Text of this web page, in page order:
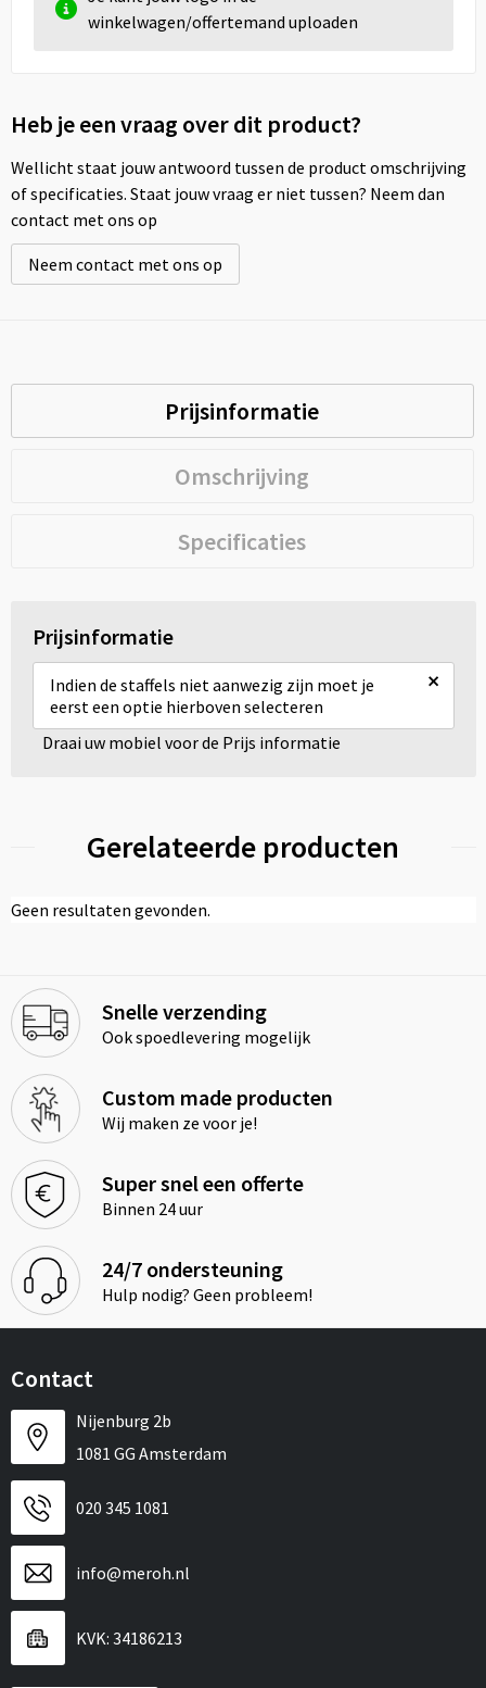
winkelwagen/offertemand uploaden
Heb je een vraag over dit product?
Wellicht staat jouw antwoord tussen de product omschrijving
of specificaties. Staat jouw vraag er niet tussen? Neem dan
contact met ons op
Neem contact met ons op
Prijsinformatie
Omschrijving
Specificaties
Prijsinformatie
Indien de staffels niet aanwezig zijn moet je
eerst een optie hierboven selecteren
×
Draai uw mobiel voor de Prijs informatie
Gerelateerde producten
Geen resultaten gevonden.
Snelle verzending
Ook spoedlevering mogelijk
Custom made producten
Wij maken ze voor je!
Super snel een offerte
Binnen 24 uur
24/7 ondersteuning
Hulp nodig? Geen probleem!
Contact
Nijenburg 2b
1081 GG Amsterdam
020 345 1081
info@meroh.nl
KVK: 34186213